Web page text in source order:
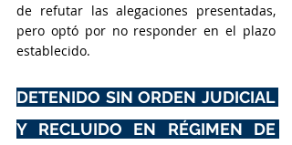
de refutar las alegaciones presentadas,
pero optó por no responder en el plazo
establecido.
DETENIDO SIN ORDEN JUDICIAL
Y RECLUIDO EN RÉGIMEN DE